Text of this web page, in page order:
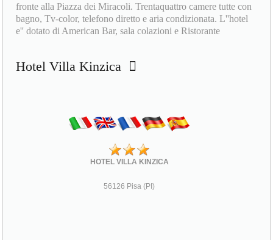
fronte alla Piazza dei Miracoli. Trentaquattro camere tutte con
bagno, Tv-color, telefono diretto e aria condizionata. L''hotel
e'' dotato di American Bar, sala colazioni e Ristorante
Hotel Villa Kinzica
HOTEL VILLA KINZICA
56126 Pisa (PI)